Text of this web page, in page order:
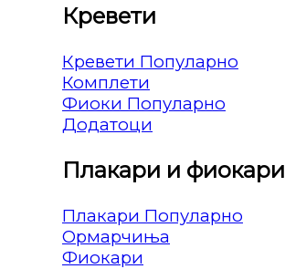
Кревети
Кревети
Комплети
Фиоки
Додатоци
Плакари и фиокари
Плакари
Ормарчиња
Фиокари